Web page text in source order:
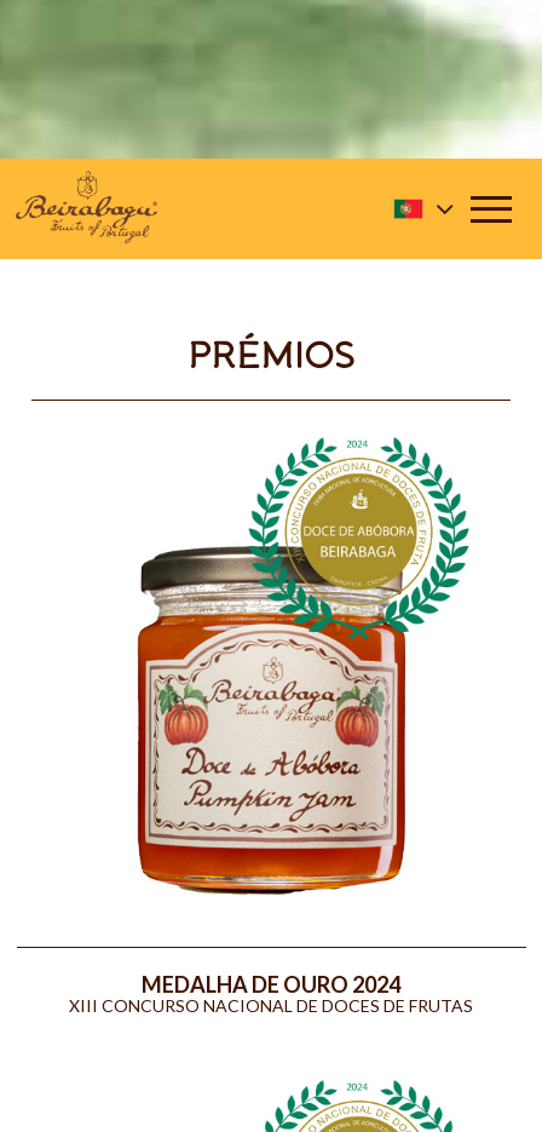
PRÉMIOS
MEDALHA DE OURO 2024
XIII CONCURSO NACIONAL DE DOCES DE FRUTAS